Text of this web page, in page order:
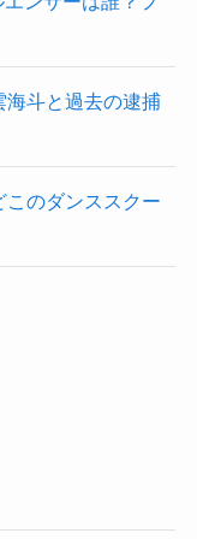
海斗と過去の逮捕
のダンススクー